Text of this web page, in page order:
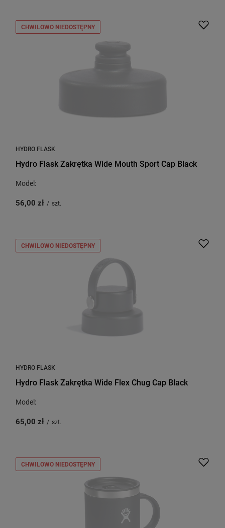
CHWILOWO NIEDOSTĘPNY
HYDRO FLASK
Hydro Flask Zakrętka Wide Mouth Sport Cap Black
Model:
56,00 zł / szt.
CHWILOWO NIEDOSTĘPNY
HYDRO FLASK
Hydro Flask Zakrętka Wide Flex Chug Cap Black
Model:
65,00 zł / szt.
CHWILOWO NIEDOSTĘPNY